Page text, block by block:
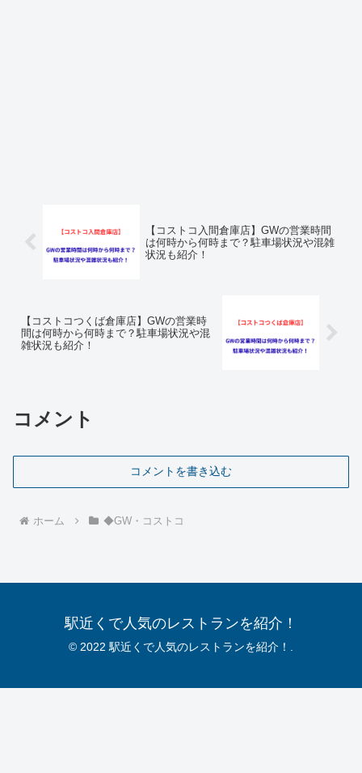
【コストコ入間倉庫店】GWの営業時間
は何時から何時まで？駐車場状況や混雑
状況も紹介！
【コストコつくば倉庫店】GWの営業時
間は何時から何時まで？駐車場状況や混
雑状況も紹介！
コメント
コメントを書き込む
ホーム ◆GW・コストコ
駅近くで人気のレストランを紹介！
© 2022 駅近くで人気のレストランを紹介！.